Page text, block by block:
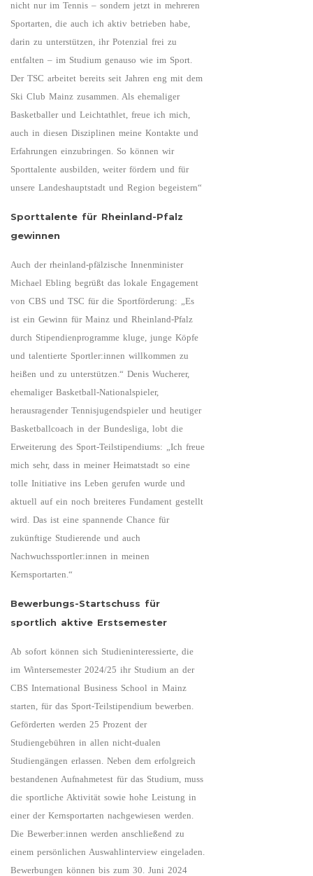
nicht nur im Tennis – sondern jetzt in mehreren
Sportarten, die auch ich aktiv betrieben habe,
darin zu unterstützen, ihr Potenzial frei zu
entfalten – im Studium genauso wie im Sport.
Der TSC arbeitet bereits seit Jahren eng mit dem
Ski Club Mainz zusammen. Als ehemaliger
Basketballer und Leichtathlet, freue ich mich,
auch in diesen Disziplinen meine Kontakte und
Erfahrungen einzubringen. So können wir
Sporttalente ausbilden, weiter fördern und für
unsere Landeshauptstadt und Region begeistern“
Sporttalente für Rheinland-Pfalz
gewinnen
Auch der rheinland-pfälzische Innenminister
Michael Ebling begrüßt das lokale Engagement
von CBS und TSC für die Sportförderung: „Es
ist ein Gewinn für Mainz und Rheinland-Pfalz
durch Stipendienprogramme kluge, junge Köpfe
und talentierte Sportler:innen willkommen zu
heißen und zu unterstützen.“ Denis Wucherer,
ehemaliger Basketball-Nationalspieler,
herausragender Tennisjugendspieler und heutiger
Basketballcoach in der Bundesliga, lobt die
Erweiterung des Sport-Teilstipendiums: „Ich freue
mich sehr, dass in meiner Heimatstadt so eine
tolle Initiative ins Leben gerufen wurde und
aktuell auf ein noch breiteres Fundament gestellt
wird. Das ist eine spannende Chance für
zukünftige Studierende und auch
Nachwuchssportler:innen in meinen
Kernsportarten.“
Bewerbungs-Startschuss für
sportlich aktive Erstsemester
Ab sofort können sich Studieninteressierte, die
im Wintersemester 2024/25 ihr Studium an der
CBS International Business School in Mainz
starten, für das Sport-Teilstipendium bewerben.
Geförderten werden 25 Prozent der
Studiengebühren in allen nicht-dualen
Studiengängen erlassen. Neben dem erfolgreich
bestandenen Aufnahmetest für das Studium, muss
die sportliche Aktivität sowie hohe Leistung in
einer der Kernsportarten nachgewiesen werden.
Die Bewerber:innen werden anschließend zu
einem persönlichen Auswahlinterview eingeladen.
Bewerbungen können bis zum 30. Juni 2024